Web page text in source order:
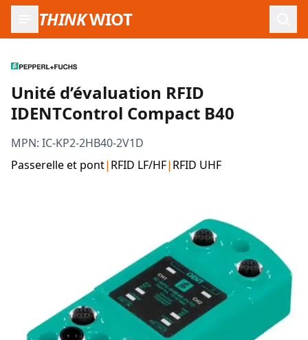
THINKWIOT
Unité d’évaluation RFID
IDENTControl Compact B40
MPN: IC-KP2-2HB40-2V1D
Passerelle et pont| RFID LF/HF| RFID UHF